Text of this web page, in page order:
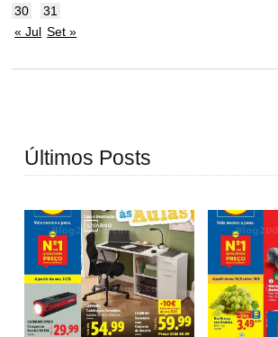
30
31
« Jul Set »
Últimos Posts